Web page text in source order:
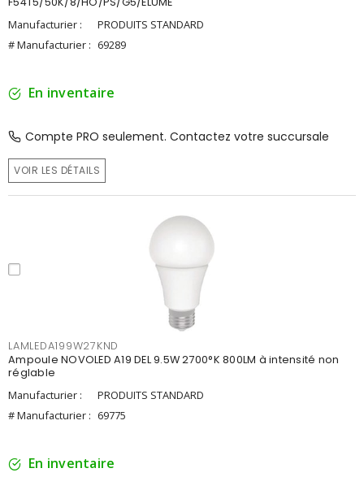
Manufacturier :
PRODUITS STANDARD
# Manufacturier : 69289
En inventaire
Compte PRO seulement. Contactez votre succursale
VOIR LES DÉTAILS
LAMLEDA199W27KND
Ampoule NOVOLED A19 DEL 9.5W 2700°K 800LM à intensité non
réglable
Manufacturier :
PRODUITS STANDARD
# Manufacturier : 69775
En inventaire